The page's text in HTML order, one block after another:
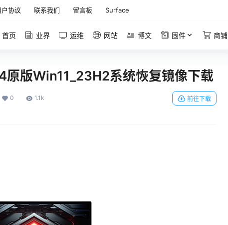
户协议 联系我们 留言板 Surface
首页 业界 运维 网站 博文 固件 商铺
版Win11_23H2系统恢复镜像下载
0 1.1k 前往下载